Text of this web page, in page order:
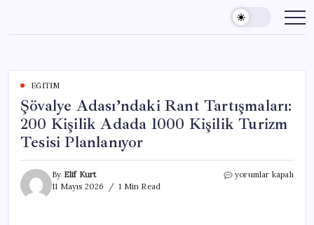
content
EĞITIM
Şövalye Adası’ndaki Rant Tartışmaları:
200 Kişilik Adada 1000 Kişilik Turizm
Tesisi Planlanıyor
By Elif Kurt
11 Mayıs 2026
1 Min Read
Şövalye
yorumlar kapalı